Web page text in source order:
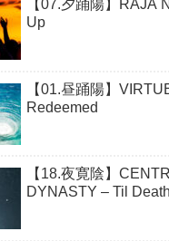
【07.夕踊陽】RAJA
Up
【01.昼踊陽】
Redeemed
【18.夜寛陰】
DYNASTY – Til